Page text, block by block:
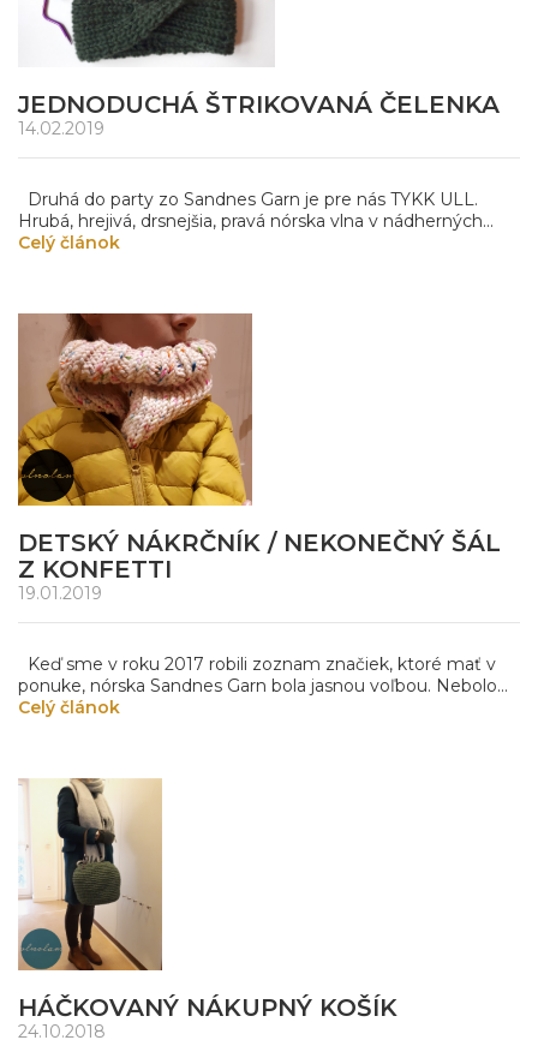
JEDNODUCHÁ ŠTRIKOVANÁ ČELENKA
14.02.2019
Druhá do party zo Sandnes Garn je pre nás TYKK ULL.
Hrubá, hrejivá, drsnejšia, pravá nórska vlna v nádherných...
Celý článok
DETSKÝ NÁKRČNÍK / NEKONEČNÝ ŠÁL
Z KONFETTI
19.01.2019
Keď sme v roku 2017 robili zoznam značiek, ktoré mať v
ponuke, nórska Sandnes Garn bola jasnou voľbou. Nebolo...
Celý článok
HÁČKOVANÝ NÁKUPNÝ KOŠÍK
24.10.2018